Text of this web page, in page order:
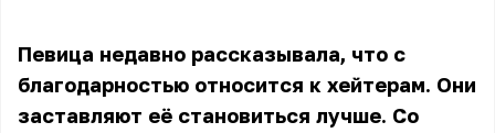
Певица недавно рассказывала, что с
благодарностью относится к хейтерам. Они
заставляют её становиться лучше. Со